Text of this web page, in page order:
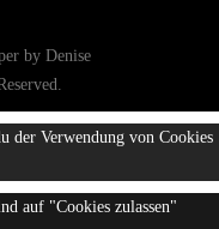
by Denise
der Verwendung von Cookies
auf "Cookies zulassen"